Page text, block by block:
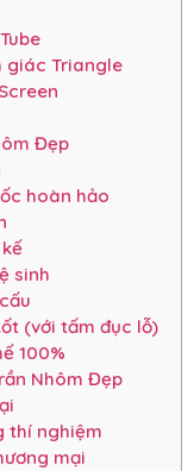
giác Triangle
Đẹp
hoàn hảo
sinh
(với tấm đục lỗ)
100%
Nhôm Đẹp
thí nghiệm
mại